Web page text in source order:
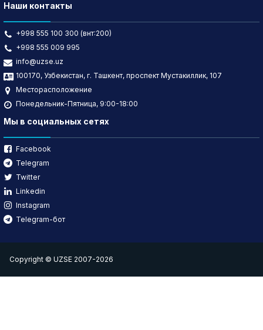
Наши контакты
+998 555 100 300 (внт:200)
+998 555 009 995
info@uzse.uz
100170, Узбекистан, г. Ташкент, проспект Мустакиллик, 107
Месторасположение
Понедельник-Пятница, 9:00-18:00
Мы в социальных сетях
Facebook
Telegram
Twitter
Linkedin
Instagram
Telegram-бот
Copyright © UZSE 2007-2026